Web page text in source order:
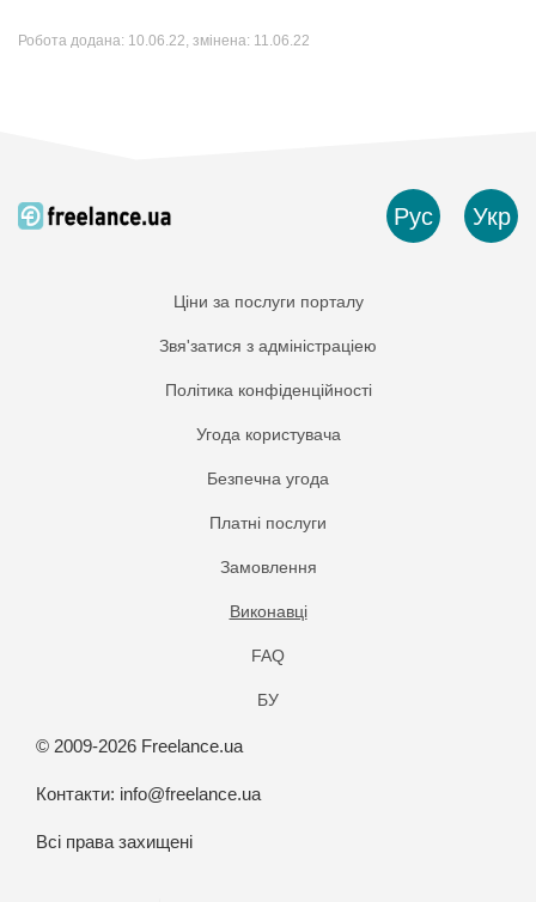
Робота додана: 10.06.22, змінена: 11.06.22
Рус Укр
Ціни за послуги порталу
Звя'затися з адміністраціею
Політика конфіденційності
Угода користувача
Безпечна угода
Платнi послуги
Замовлення
Виконавці
FAQ
БУ
© 2009-2026 Freelance.ua
Контакти: info@freelance.ua
Всі права захищені